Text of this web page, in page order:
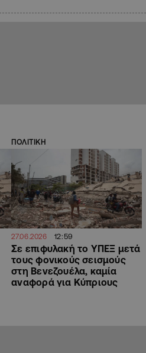
ΠΟΛΙΤΙΚΗ
27.06.2026 12:59
Σε επιφυλακή το ΥΠΕΞ μετά
τους φονικούς σεισμούς
στη Βενεζουέλα, καμία
αναφορά για Κύπριους